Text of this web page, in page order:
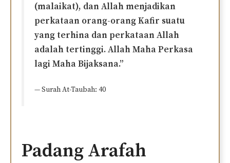
(malaikat), dan Allah menjadikan
perkataan orang-orang Kafir suatu
yang terhina dan perkataan Allah
adalah tertinggi. Allah Maha Perkasa
lagi Maha Bijaksana.”
— Surah At-Taubah: 40
Padang Arafah